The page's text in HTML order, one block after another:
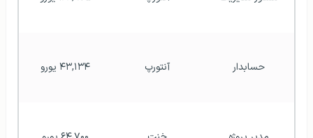
حسابدار آنتورپ ۴۳,۱۳۴ یورو